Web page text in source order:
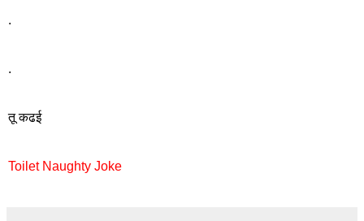
.
.
तू कढई
Toilet Naughty Joke